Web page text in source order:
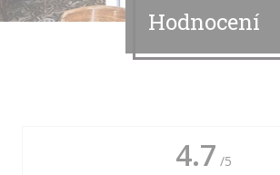
Hodnocení
4.7 /5